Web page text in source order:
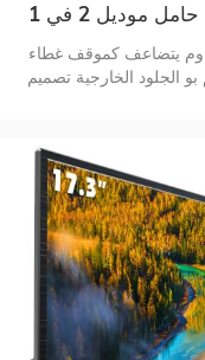
بغطاء قلاب حامل موديل 2 في 1
المحمولة
يتضاعف كموقف غطاء
الجلود الخارجية تصميم